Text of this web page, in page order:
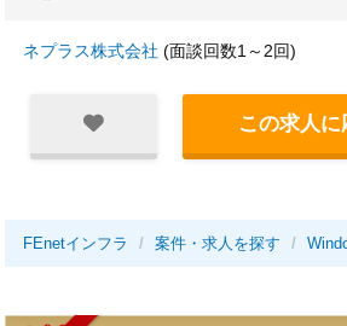
ネプラス株式会社 (面談回数1～2回)
この求人
FEnetインフラ 案件・求人を探す